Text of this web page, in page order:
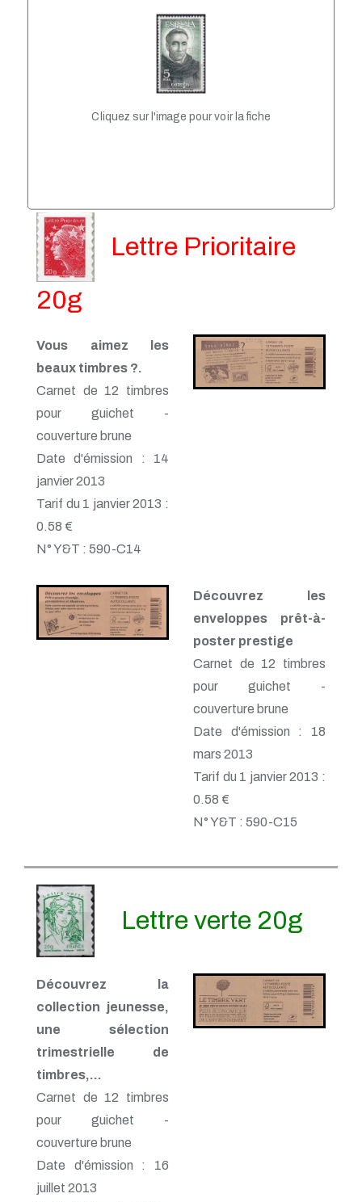
Année 1998
Année 1997
Cliquez sur l'image pour voir la fiche
Lettre Prioritaire
20g
Vous aimez les
beaux timbres ?.
Carnet de 12 timbres
pour guichet -
couverture brune
Date d'émission : 14
janvier 2013
Tarif du 1 janvier 2013 :
0.58 €
N° Y&T : 590-C14
Découvrez les
enveloppes prêt-à-
poster prestige
Carnet de 12 timbres
pour guichet -
couverture brune
Date d'émission : 18
mars 2013
Tarif du 1 janvier 2013 :
0.58 €
N° Y&T : 590-C15
Lettre verte 20g
Découvrez la
collection jeunesse,
une sélection
trimestrielle de
timbres,…
Carnet de 12 timbres
pour guichet -
couverture brune
Date d'émission : 16
juillet 2013